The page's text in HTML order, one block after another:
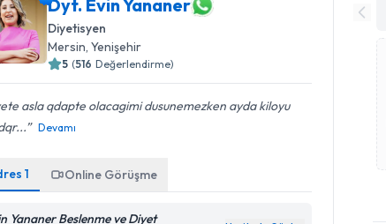
Dyt. Evin Yananer
Diyetisyen
Mersin , Yenişehir
5 (516 Değerlendirme)
asla qdapte olacagimi dusunemezken ayda kiloyu
Devamı
1 Online Görüşme
Yananer Beslenme ve Diyet